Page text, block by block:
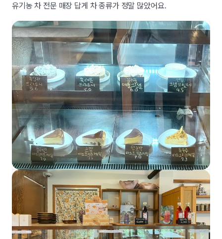
유기농 차 전문 매장 답게 차 종류가 정말 많았어요.